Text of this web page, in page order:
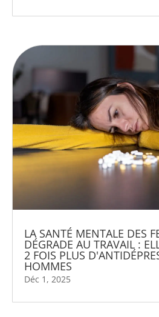
LA SANTÉ MENTALE DES
DÉGRADE AU TRAVAIL :
2 FOIS PLUS
HOMMES
Déc 1, 2025